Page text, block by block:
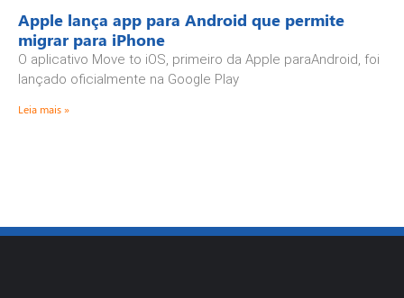
Apple lança app para Android que permite
migrar para iPhone
O aplicativo Move to iOS, primeiro da Apple paraAndroid, foi
lançado oficialmente na Google Play
Leia mais »